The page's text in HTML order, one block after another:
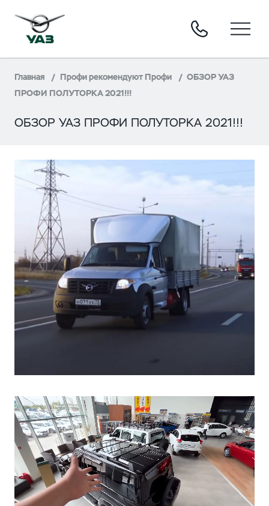
Главная Профи рекомендуют Профи
ОБЗОР УАЗ
ПРОФИ ПОЛУТОРКА 2021!!!
ОБЗОР УАЗ ПРОФИ ПОЛУТОРКА 2021!!!